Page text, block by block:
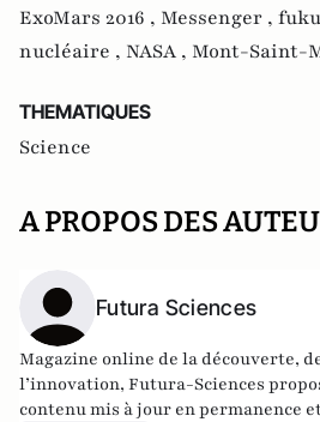
ExoMars 2016 , Messenger ,
nucléaire , NASA , Mont-Saint-
THEMATIQUES
Science
A PROPOS DES
Futura Sciences
Magazine online de la découverte,
l’innovation, Futura-Sciences
contenu mis à jour en permanence